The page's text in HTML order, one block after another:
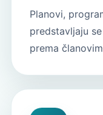
Planovi,
predstavljaju
prema